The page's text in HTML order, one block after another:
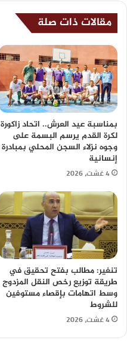
مقالات ذات صلة
بمناسبة عيد العرش.. اتحاد زاكورة
لكرة القدم يرسم البسمة على
وجوه نزلاء السجن المحلي بمبادرة
إنسانية
4 غشت، 2026
تنغير: مطالب بفتح تحقيق في
طريقة توزيع رخص النقل المزدوج
وسط اتهامات بإقصاء مستوفين
للشروط
4 غشت، 2026